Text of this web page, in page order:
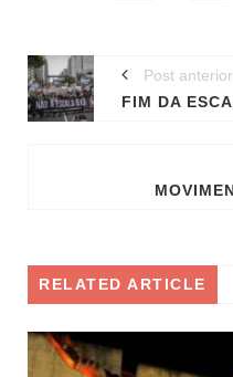
Post anterior
RELATED ARTICLE